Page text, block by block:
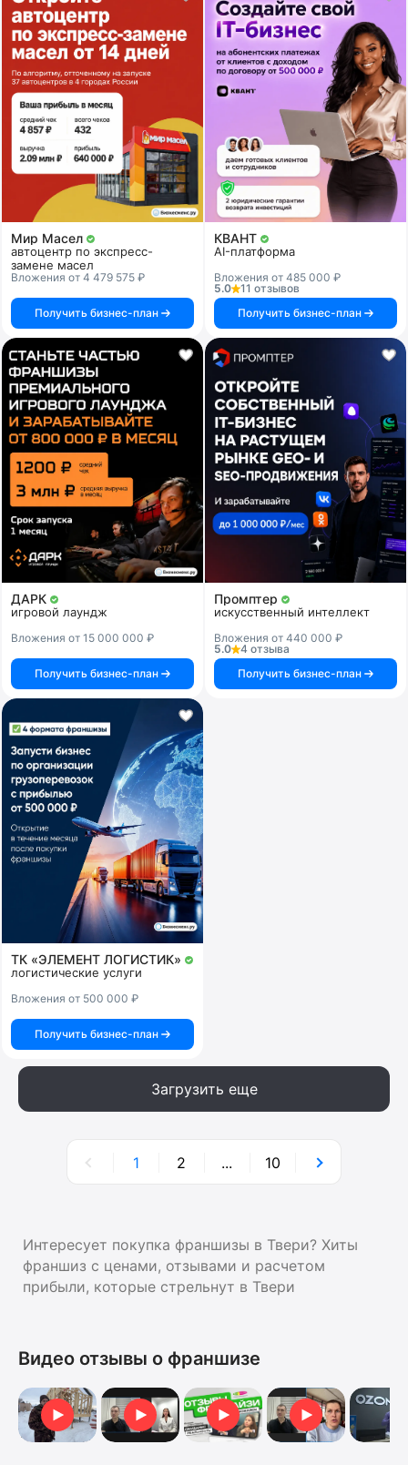
Мир Масел
автоцентр по экспресс-
замене масел
Вложения от 4 479 575 ₽
Получить бизнес-план
КВАНТ
AI-платформа
Вложения от 485 000 ₽
5.0
11 отзывов
Получить бизнес-план
ДАРК
игровой лаундж
Вложения от 15 000 000 ₽
Получить бизнес-план
Промптер
искусственный интеллект
Вложения от 440 000 ₽
5.0
4 отзыва
Получить бизнес-план
ТК «ЭЛЕМЕНТ ЛОГИСТИК»
логистические услуги
Вложения от 500 000 ₽
Получить бизнес-план
Загрузить еще
1 2 ... 10
Интересует покупка франшизы в Твери? Хиты
франшиз с ценами, отзывами и расчетом
прибыли, которые стрельнут в Твери
Видео отзывы о франшизе
Отзыв о франшизе
Видеоотзыв от Ольги
Видеоотзыв Видеоотзыв от